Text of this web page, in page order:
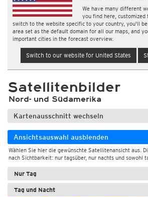
We have many different
you find here,
switch to the website specific to your country, you'll
area set as the default domain for all our maps, and
important cities in the forecast overview.
Switch to our website for United States
Satellitenbilder
Nord- und Südamerika
Kartenausschnitt wechseln
Ansichtsauswahl ausblenden
Wählen Sie hier die gewünschte Satellitenansicht aus.
nach Sichtbarkeit: nur tagsüber, nur nachts und sowohl
Nur Tag
Tag und Nacht